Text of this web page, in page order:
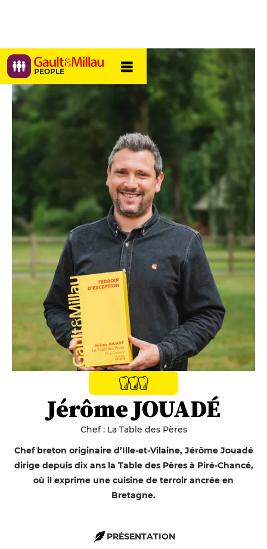
PEOPLE
Jérôme JOUADÉ
Chef : La Table des Pères
Chef breton originaire d’Ille-et-Vilaine, Jérôme Jouadé
dirige depuis dix ans la Table des Pères à Piré-Chancé,
où il exprime une cuisine de terroir ancrée en
Bretagne.
PRÉSENTATION